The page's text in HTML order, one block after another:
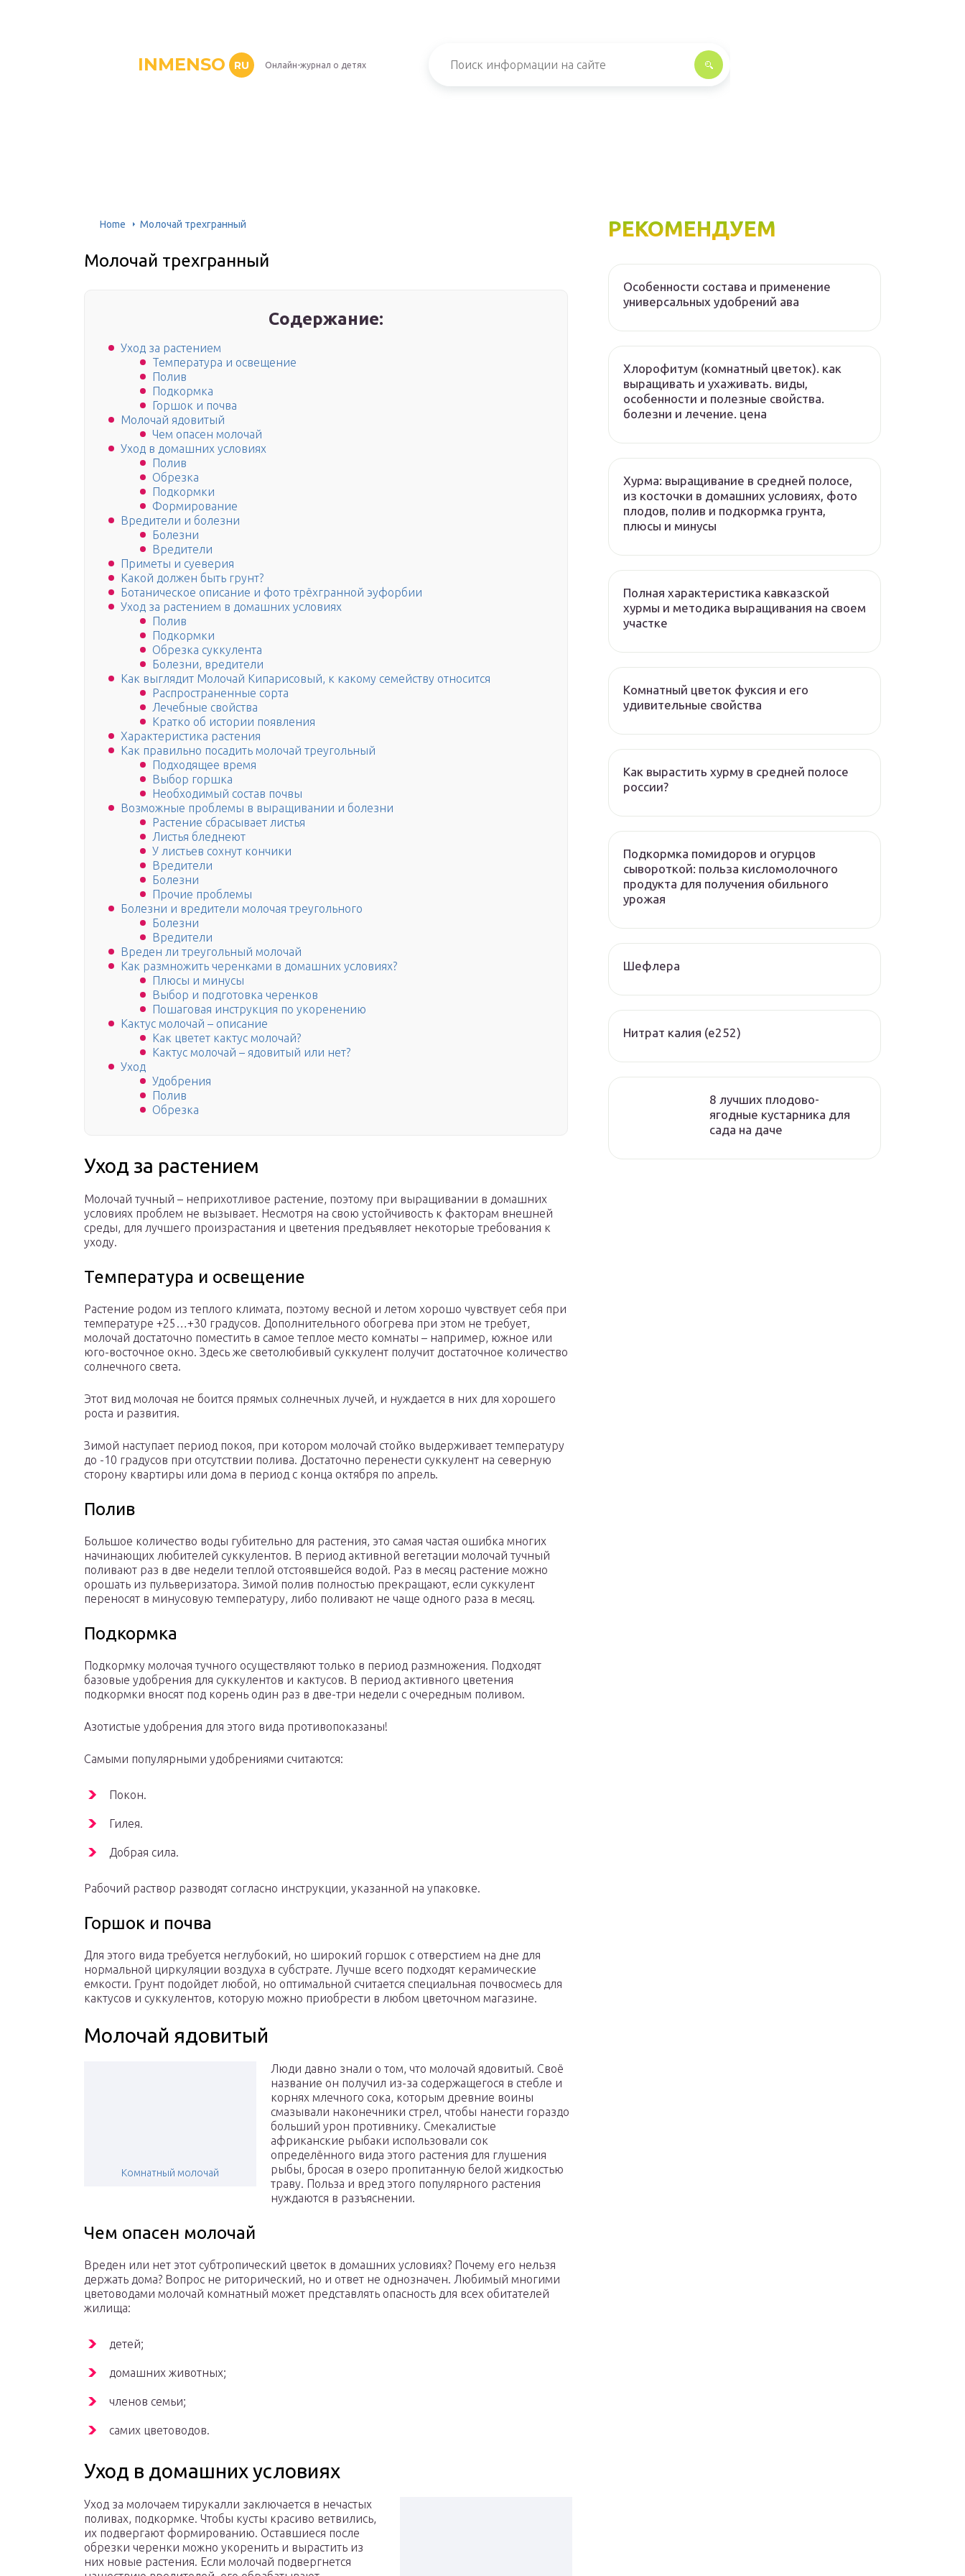
INMENSO RU Онлайн-журнал о детях
Home Молочай трехгранный
Молочай трехгранный
Содержание:
Уход за растением
Температура и освещение
Полив
Подкормка
Горшок и почва
Молочай ядовитый
Чем опасен молочай
Уход в домашних условиях
Полив
Обрезка
Подкормки
Формирование
Вредители и болезни
Болезни
Вредители
Приметы и суеверия
Какой должен быть грунт?
Ботаническое описание и фото трёхгранной эуфорбии
Уход за растением в домашних условиях
Полив
Подкормки
Обрезка суккулента
Болезни, вредители
Как выглядит Молочай Кипарисовый, к какому семейству относится
Распространенные сорта
Лечебные свойства
Кратко об истории появления
Характеристика растения
Как правильно посадить молочай треугольный
Подходящее время
Выбор горшка
Необходимый состав почвы
Возможные проблемы в выращивании и болезни
Растение сбрасывает листья
Листья бледнеют
У листьев сохнут кончики
Вредители
Болезни
Прочие проблемы
Болезни и вредители молочая треугольного
Болезни
Вредители
Вреден ли треугольный молочай
Как размножить черенками в домашних условиях?
Плюсы и минусы
Выбор и подготовка черенков
Пошаговая инструкция по укоренению
Кактус молочай – описание
Как цветет кактус молочай?
Кактус молочай – ядовитый или нет?
Уход
Удобрения
Полив
Обрезка
Уход за растением
Молочай тучный – неприхотливое растение, поэтому при выращивании в домашних
условиях проблем не вызывает. Несмотря на свою устойчивость к факторам внешней
среды, для лучшего произрастания и цветения предъявляет некоторые требования к
уходу.
Температура и освещение
Растение родом из теплого климата, поэтому весной и летом хорошо чувствует себя при
температуре +25…+30 градусов. Дополнительного обогрева при этом не требует,
молочай достаточно поместить в самое теплое место комнаты – например, южное или
юго-восточное окно. Здесь же светолюбивый суккулент получит достаточное количество
солнечного света.
Этот вид молочая не боится прямых солнечных лучей, и нуждается в них для хорошего
роста и развития.
Зимой наступает период покоя, при котором молочай стойко выдерживает температуру
до -10 градусов при отсутствии полива. Достаточно перенести суккулент на северную
сторону квартиры или дома в период с конца октября по апрель.
Полив
Большое количество воды губительно для растения, это самая частая ошибка многих
начинающих любителей суккулентов. В период активной вегетации молочай тучный
поливают раз в две недели теплой отстоявшейся водой. Раз в месяц растение можно
орошать из пульверизатора. Зимой полив полностью прекращают, если суккулент
переносят в минусовую температуру, либо поливают не чаще одного раза в месяц.
Подкормка
Подкормку молочая тучного осуществляют только в период размножения. Подходят
базовые удобрения для суккулентов и кактусов. В период активного цветения
подкормки вносят под корень один раз в две-три недели с очередным поливом.
Азотистые удобрения для этого вида противопоказаны!
Самыми популярными удобрениями считаются:
Покон.
Гилея.
Добрая сила.
Рабочий раствор разводят согласно инструкции, указанной на упаковке.
Горшок и почва
Для этого вида требуется неглубокий, но широкий горшок с отверстием на дне для
нормальной циркуляции воздуха в субстрате. Лучше всего подходят керамические
емкости. Грунт подойдет любой, но оптимальной считается специальная почвосмесь для
кактусов и суккулентов, которую можно приобрести в любом цветочном магазине.
Молочай ядовитый
Комнатный молочай
Люди давно знали о том, что молочай ядовитый. Своё
название он получил из-за содержащегося в стебле и
корнях млечного сока, которым древние воины
смазывали наконечники стрел, чтобы нанести гораздо
больший урон противнику. Смекалистые
африканские рыбаки использовали сок
определённого вида этого растения для глушения
рыбы, бросая в озеро пропитанную белой жидкостью
траву. Польза и вред этого популярного растения
нуждаются в разъяснении.
Чем опасен молочай
Вреден или нет этот субтропический цветок в домашних условиях? Почему его нельзя
держать дома? Вопрос не риторический, но и ответ не однозначен. Любимый многими
цветоводами молочай комнатный может представлять опасность для всех обитателей
жилища:
детей;
домашних животных;
членов семьи;
самих цветоводов.
Уход в домашних условиях
Уход за молочаем тирукалли заключается в нечастых
поливах, подкормке. Чтобы кусты красиво ветвились,
их подвергают формированию. Оставшиеся после
обрезки черенки можно укоренить и вырастить из
них новые растения. Если молочай подвергнется
РЕКОМЕНДУЕМ
Особенности состава и применение
универсальных удобрений ава
Хлорофитум (комнатный цветок). как
выращивать и ухаживать. виды,
особенности и полезные свойства.
болезни и лечение. цена
Хурма: выращивание в средней полосе,
из косточки в домашних условиях, фото
плодов, полив и подкормка грунта,
плюсы и минусы
Полная характеристика кавказской
хурмы и методика выращивания на своем
участке
Комнатный цветок фуксия и его
удивительные свойства
Как вырастить хурму в средней полосе
россии?
Подкормка помидоров и огурцов
сывороткой: польза кисломолочного
продукта для получения обильного
урожая
Шефлера
Нитрат калия (е252)
8 лучших плодово-
ягодные кустарника для
сада на даче